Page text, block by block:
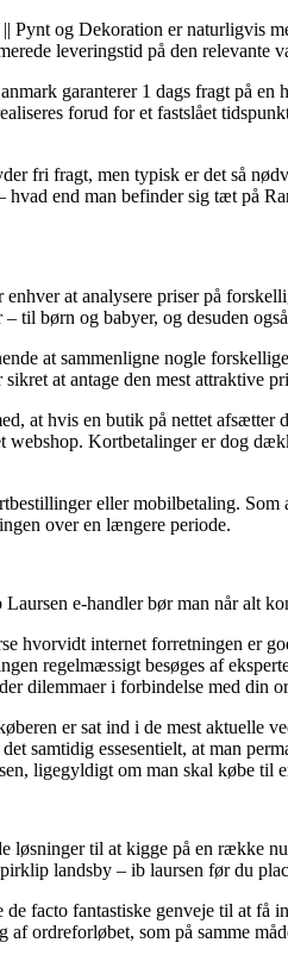
Pynt og Dekoration er naturligvis
leveringstid på den relevante
garanterer 1 dags fragt på
forud for et fastslået
fri fragt, men typisk er det så
hvad end man befinder sig tæt på
at analysere priser på
– til børn og babyer, og desuden
at sammenligne nogle
at antage den mest attraktive
at hvis en butik på nettet
webshop. Kortbetalinger er dog
eller mobilbetaling.
over en længere periode.
e-handler bør man når alt
hvorvidt internet forretningen er
regelmæssigt besøges af
dilemmaer i forbindelse med din
er sat ind i de mest aktuelle
samtidig essesentielt, at man
ligegyldigt om man skal købe til
løsninger til at kigge på en række
landsby – ib laursen før du
de facto fantastiske genveje til at
af ordreforløbet, som på samme